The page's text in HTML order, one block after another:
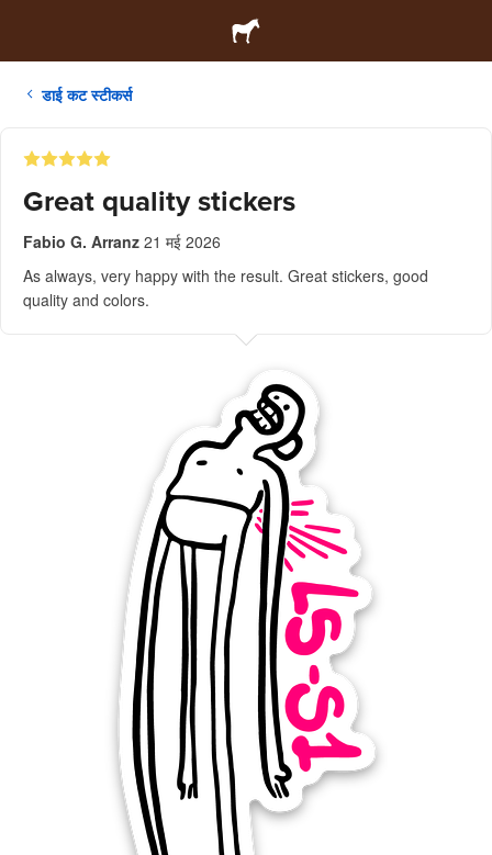
डाई कट स्टीकर्स
Great quality stickers
Fabio G. Arranz 21 मई 2026
As always, very happy with the result. Great stickers, good
quality and colors.